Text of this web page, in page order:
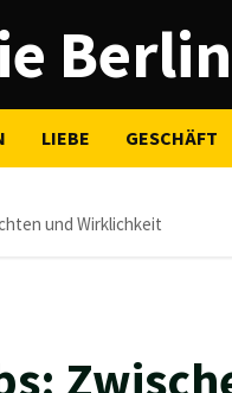
LIEBE GESCHÄFT
und Wirklichkeit